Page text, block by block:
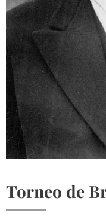
Torneo de